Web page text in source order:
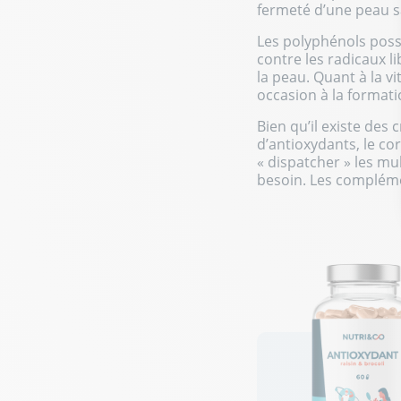
fermeté d’une peau
Les polyphénols
contre les radicaux
la peau. Quant à la
occasion à la
Bien qu’il existe
d’antioxydants, le
« dispatcher » les
besoin. Les